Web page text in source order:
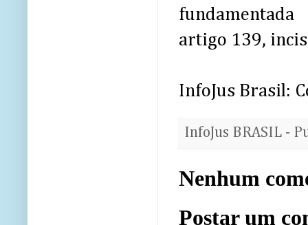
artigo 139,
InfoJus Brasil:
InfoJus BRASIL -
Nenhum
Postar um